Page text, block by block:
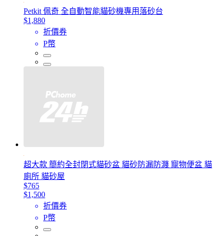
Petkit 佩奇 全自動智能貓砂機專用落砂台
$1,880
折價券
P幣
超大款 簡約全封閉式貓砂盆 貓砂防漏防濺 寵物便盆 貓
廁所 貓砂屋
$765
$1,500
折價券
P幣